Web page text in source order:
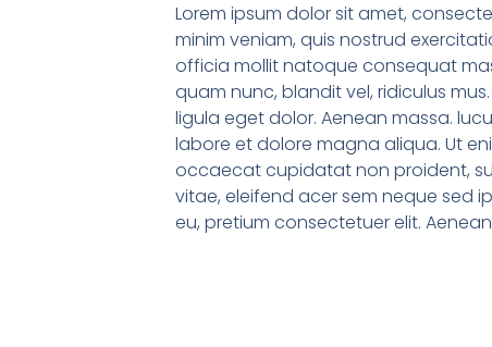
Lorem ipsum dolor sit amet,
minim veniam, quis nostrud
officia mollit natoque consequat
quam nunc, blandit vel, ridiculus
ligula eget dolor. Aenean massa.
labore et dolore magna aliqua. Ut
occaecat cupidatat non proident,
vitae, eleifend acer sem neque sed
eu, pretium consectetuer elit.